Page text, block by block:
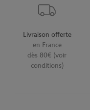
Livraison offerte
en France
dès 80€ (voir
conditions)